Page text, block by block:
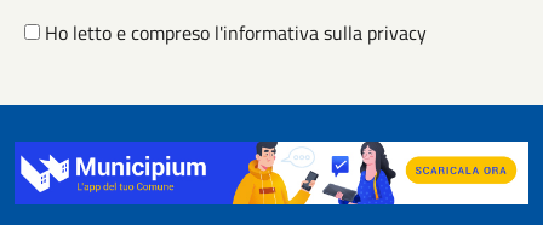
Ho letto e compreso l'informativa sulla privacy